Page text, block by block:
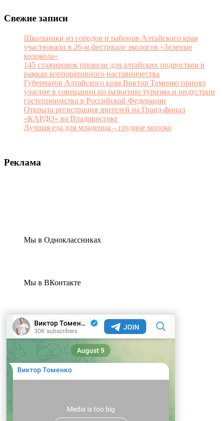
Свежие записи
Школьники из городов и районов Алтайского края
участвовали в 26-м фестивале экологов «Зеленые
колокола»
145 стажировок провели для алтайских подростков в
рамках корпоративного наставничества
Губернатор Алтайского края Виктор Томенко принял
участие в совещании по развитию туризма и индустрии
гостеприимства в Российской Федерации
Открыта регистрация зрителей на Гранд-финал
«КАРДО» во Владивостоке
Лучшая еда для младенца – грудное молоко
Реклама
Мы в Одноклассниках
Мы в ВКонтакте